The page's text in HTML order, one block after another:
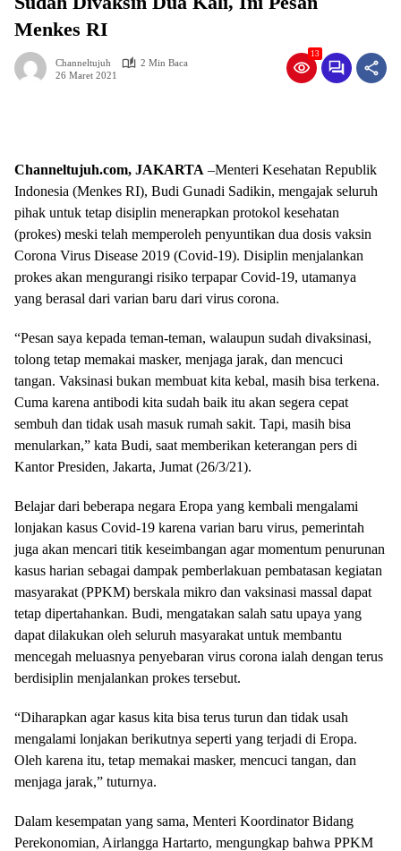
Menkes RI
Channeltujuh
2 Min Baca
26 Maret 2021
13
Channeltujuh.com, JAKARTA –Menteri Kesehatan Republik
Indonesia (Menkes RI), Budi Gunadi Sadikin, mengajak seluruh
pihak untuk tetap disiplin menerapkan protokol kesehatan
(prokes) meski telah memperoleh penyuntikan dua dosis vaksin
Corona Virus Disease 2019 (Covid-19). Disiplin menjalankan
prokes akan mengurangi risiko terpapar Covid-19, utamanya
yang berasal dari varian baru dari virus corona.
“Pesan saya kepada teman-teman, walaupun sudah divaksinasi,
tolong tetap memakai masker, menjaga jarak, dan mencuci
tangan. Vaksinasi bukan membuat kita kebal, masih bisa terkena.
Cuma karena antibodi kita sudah baik itu akan segera cepat
sembuh dan tidak usah masuk rumah sakit. Tapi, masih bisa
menularkan,” kata Budi, saat memberikan keterangan pers di
Kantor Presiden, Jakarta, Jumat (26/3/21).
Belajar dari beberapa negara Eropa yang kembali mengalami
lonjakan kasus Covid-19 karena varian baru virus, pemerintah
juga akan mencari titik keseimbangan agar momentum penurunan
kasus harian sebagai dampak pemberlakuan pembatasan kegiatan
masyarakat (PPKM) berskala mikro dan vaksinasi massal dapat
tetap dipertahankan. Budi, mengatakan salah satu upaya yang
dapat dilakukan oleh seluruh masyarakat untuk membantu
mencegah meluasnya penyebaran virus corona ialah dengan terus
berdisiplin menjalankan prokes tersebut.
“Diharapkan agar kasus kita bisa terus turun dan tidak usah
mengalami lonjakan berikutnya seperti yang terjadi di Eropa.
Oleh karena itu, tetap memakai masker, mencuci tangan, dan
menjaga jarak,” tuturnya.
Dalam kesempatan yang sama, Menteri Koordinator Bidang
Perekonomian, Airlangga Hartarto, mengungkap bahwa PPKM